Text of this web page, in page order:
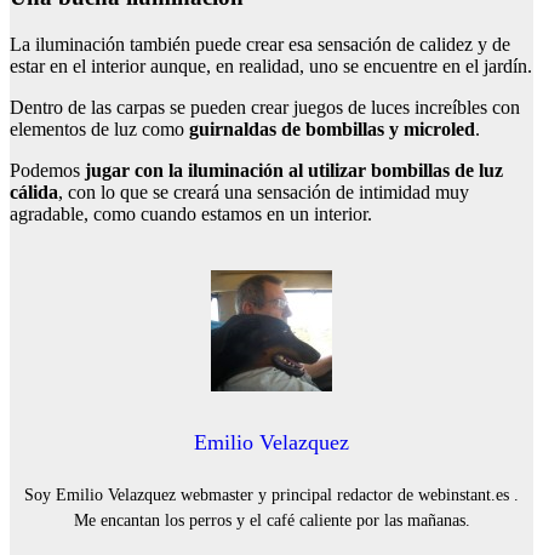
La iluminación también puede crear esa sensación de calidez y de
estar en el interior aunque, en realidad, uno se encuentre en el jardín.
Dentro de las carpas se pueden crear juegos de luces increíbles con
elementos de luz como guirnaldas de bombillas y microled.
Podemos jugar con la iluminación al utilizar bombillas de luz
cálida, con lo que se creará una sensación de intimidad muy
agradable, como cuando estamos en un interior.
Emilio Velazquez
Soy Emilio Velazquez webmaster y principal redactor de webinstant.es .
Me encantan los perros y el café caliente por las mañanas.